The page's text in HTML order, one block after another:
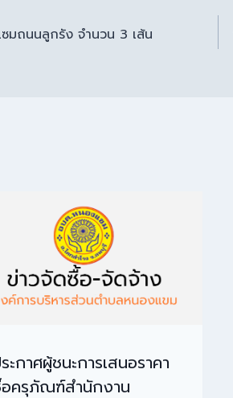
ซมถนนลูกรัง จำนวน 3 เส้น
ะกาศผู้ชนะการเสนอราคา
ครุภัณฑ์สำนักงาน